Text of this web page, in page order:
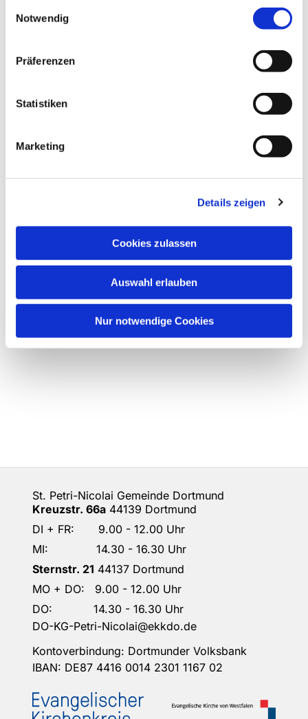
Notwendig
Präferenzen
Statistiken
Marketing
Details zeigen
Cookies zulassen
Auswahl erlauben
Nur notwendige Cookies
Dies könnte Sie auch
St. Petri-Nicolai Gemeinde Dortmund
Kreuzstr. 66a 44139 Dortmund
DI + FR: 9.00 - 12.00 Uhr
MI: 14.30 - 16.30 Uhr
Sternstr. 21 44137 Dortmund
MO + DO: 9.00 - 12.00 Uhr
DO: 14.30 - 16.30 Uhr
DO-KG-Petri-Nicolai@ekkdo.de
Kontoverbindung: Dortmunder Volksbank
IBAN: DE87 4416 0014 2301 1167 02